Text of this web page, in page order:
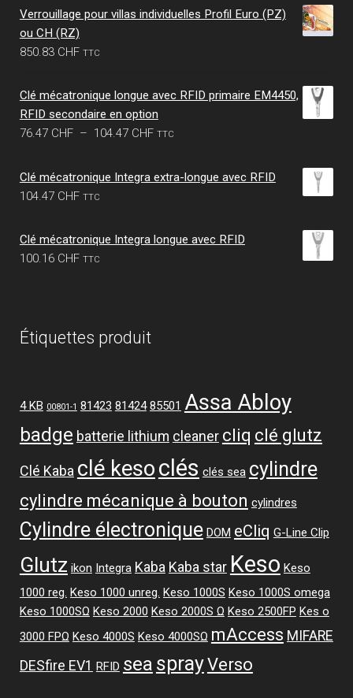
était :
3.77 CHF.
actuel
Verrouillage pour villas individuelles Profil Euro (PZ)
ou CH (RZ)
850.83 CHF TTC
Clé mécatronique longue avec RFID primaire EM4450,
RFID secondaire en option
76.47 CHF – 104.47 CHFPlage
prix :
TTC
Clé mécatronique Integra extra-longue avec RFID
104.47 CHF TTC
Clé mécatronique Integra longue avec RFID
100.16 CHF TTC
Étiquettes produit
4 KB 00801-1 81423 81424 85501 Assa Abloy
badge batterie lithium cleaner cliq clé glutz
Clé Kaba clé kesoclés clés sea cylindre
cylindre mécanique à bouton cylindres
Cylindre électronique DOM eCliq G-Line Clip
Glutz ikon Integra Kaba Kaba star Keso Keso
1000 reg. Keso 1000 unreg. Keso 1000S Keso 1000S omega
Keso 1000SΩ Keso 2000 Keso 2000S Ω Keso 2500FP Kes o
3000 FPΩ Keso 4000S Keso 4000SΩ mAccess MIFARE
DESfire EV1 RFID sea sprayVerso